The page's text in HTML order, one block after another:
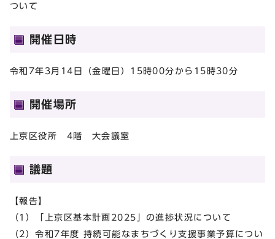
ついて
開催日時
令和7年3月14日（金曜日）15時00分から15時30分
開催場所
上京区役所 4階 大会議室
議題
【報告】
（1）「上京区基本計画2025」の進捗状況について
（2）令和7年度 持続可能なまちづくり支援事業予算につい